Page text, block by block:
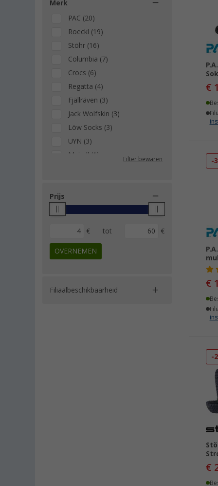
43-47 (1)
47-50 (1)
Een maat (1)
Eén maat (1)
Hoofdomtrek: 54 - 60 cm (1)
Hoofdomvang van 52 tot 62
L (1)
L/XL (1)
Merk
PAC (20)
Roeckl (19)
Stöhr (16)
Columbia (7)
Crocs (6)
Regatta (4)
Fjällräven (3)
Jack Wolfskin (3)
Löw Socks (3)
UYN (3)
Meindl (1)
Filter bewaren
Prijs
€ tot €
OVERNEMEN
Filiaalbeschikbaarheid
€
-
€
-
€